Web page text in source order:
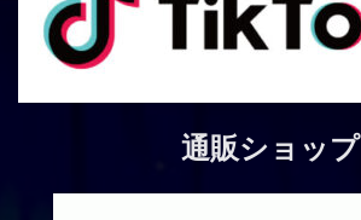
通販ショップ